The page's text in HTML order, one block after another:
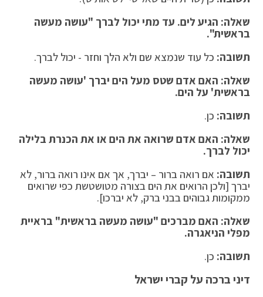
שאלה: הגיע לים. עד מתי יכול לברך "עושה מעשה
בראשית".
תשובה: כל עוד שנמצא שם ולא הלך וחזר - יכול לברך.
שאלה: האם אדם שטס מעל הים יברך 'עושה מעשה
בראשית' על הים.
תשובה: כן.
שאלה: האם אדם שרואה את הים או את הכנרת בלילה
יכול לברך.
תשובה: אם רואה ברור – יברך, אך אם אינו רואה ברור, לא
יברך [ולכן הרואים את הים בצורה מטושטשת כפי שרואים
ממקומות גבוהים בבני ברק, לא יברכו].
שאלה: האם מברכים "עושה מעשה בראשית" בראיית
מפלי הניאגרה.
תשובה: כן.
דיני ברכה על קברי ישראל